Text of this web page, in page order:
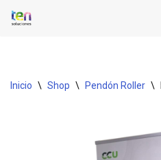
Inicio \ Shop \ Pendón Roller \